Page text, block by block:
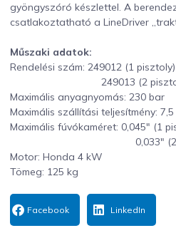
gyöngyszóró készlettel. A
csatlakoztatható a LineDriver
Műszaki adatok:
Rendelési szám: 249012 (1 pisztoly)
249013 (2
Maximális anyagnyomás: 230 bar
Maximális szállítási teljesítmény:
Maximális fúvókaméret: 0,045″ (1
0,033″ (2
Motor: Honda 4 kW
Tömeg: 125 kg
Facebook LinkedIn